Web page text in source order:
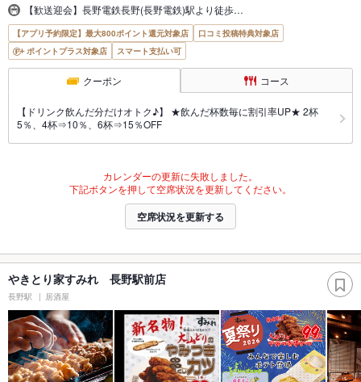
【歓送迎会】長野電鉄長野(長野電鉄)駅より徒歩…
【アプリ予約限定】最大800ポイント還元対象店
口コミ投稿特典対象店
ポイントプラス対象店
スマート支払い可
クーポン コース
【ドリンク飲んだ分だけオトク♪】 ★飲んだ杯数毎に割引率UP★ 2杯
5％、4杯⇒10％、6杯⇒15％OFF
カレンダーの更新に失敗しました。
下記ボタンを押して空席状況を更新してください。
空席状況を更新する
やきとり家すみれ 長野駅前店
長野駅 居酒屋